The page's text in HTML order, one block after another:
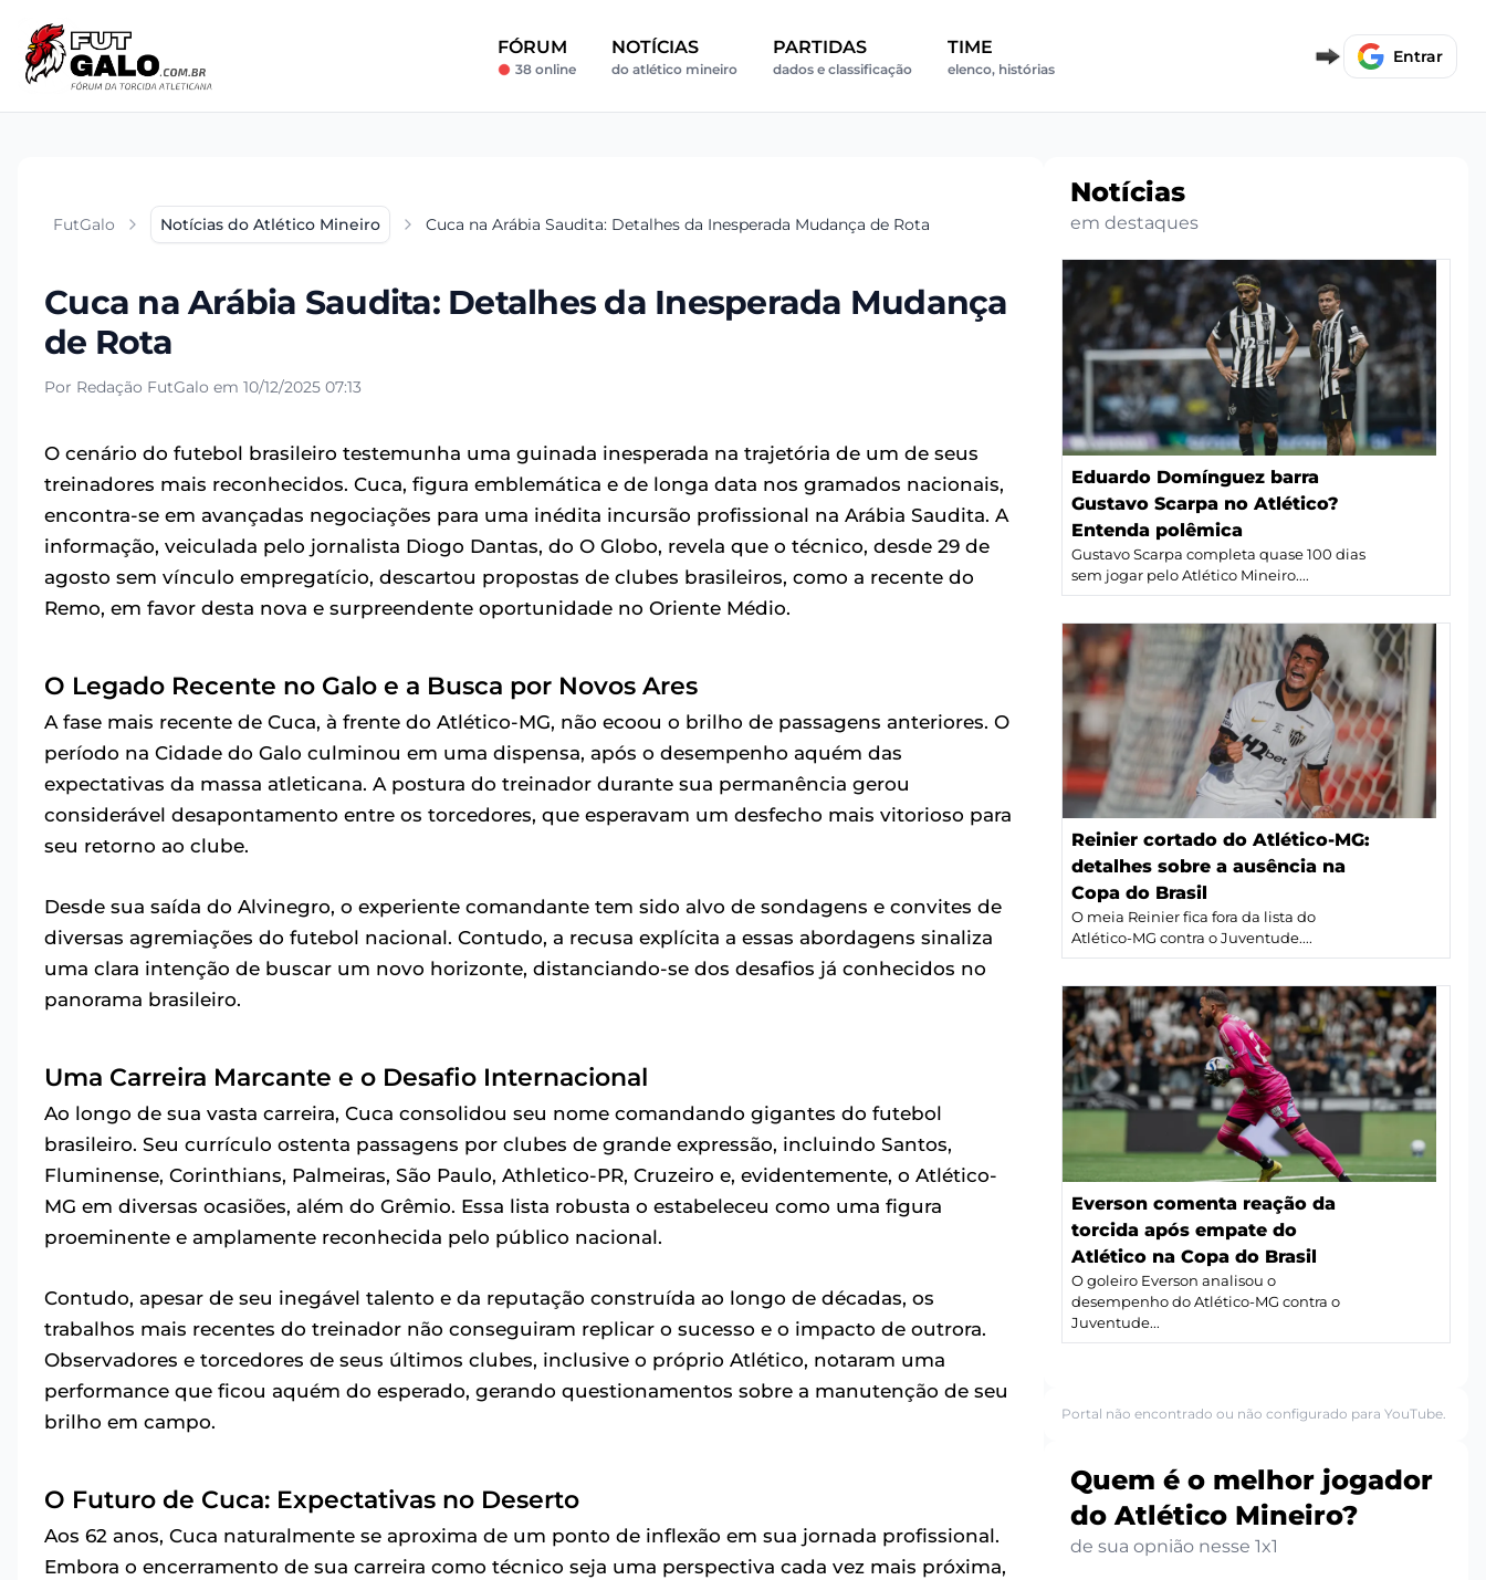
FÓRUM
38 online
NOTÍCIAS
do atlético mineiro
PARTIDAS
dados e classificação
TIME
elenco, histórias
Entrar
FutGalo Notícias do Atlético Mineiro Cuca na Arábia Saudita: Detalhes da Inesperada Mudança de Rota
Cuca na Arábia Saudita: Detalhes da Inesperada Mudança
de Rota
Por Redação FutGalo em 10/12/2025 07:13
O cenário do futebol brasileiro testemunha uma guinada inesperada na trajetória de um de seus
treinadores mais reconhecidos. Cuca, figura emblemática e de longa data nos gramados nacionais,
encontra-se em avançadas negociações para uma inédita incursão profissional na Arábia Saudita. A
informação, veiculada pelo jornalista Diogo Dantas, do O Globo, revela que o técnico, desde 29 de
agosto sem vínculo empregatício, descartou propostas de clubes brasileiros, como a recente do
Remo, em favor desta nova e surpreendente oportunidade no Oriente Médio.
O Legado Recente no Galo e a Busca por Novos Ares
A fase mais recente de Cuca, à frente do Atlético-MG, não ecoou o brilho de passagens anteriores. O
período na Cidade do Galo culminou em uma dispensa, após o desempenho aquém das
expectativas da massa atleticana. A postura do treinador durante sua permanência gerou
considerável desapontamento entre os torcedores, que esperavam um desfecho mais vitorioso para
seu retorno ao clube.
Desde sua saída do Alvinegro, o experiente comandante tem sido alvo de sondagens e convites de
diversas agremiações do futebol nacional. Contudo, a recusa explícita a essas abordagens sinaliza
uma clara intenção de buscar um novo horizonte, distanciando-se dos desafios já conhecidos no
panorama brasileiro.
Uma Carreira Marcante e o Desafio Internacional
Ao longo de sua vasta carreira, Cuca consolidou seu nome comandando gigantes do futebol
brasileiro. Seu currículo ostenta passagens por clubes de grande expressão, incluindo Santos,
Fluminense, Corinthians, Palmeiras, São Paulo, Athletico-PR, Cruzeiro e, evidentemente, o Atlético-
MG em diversas ocasiões, além do Grêmio. Essa lista robusta o estabeleceu como uma figura
proeminente e amplamente reconhecida pelo público nacional.
Contudo, apesar de seu inegável talento e da reputação construída ao longo de décadas, os
trabalhos mais recentes do treinador não conseguiram replicar o sucesso e o impacto de outrora.
Observadores e torcedores de seus últimos clubes, inclusive o próprio Atlético, notaram uma
performance que ficou aquém do esperado, gerando questionamentos sobre a manutenção de seu
brilho em campo.
O Futuro de Cuca: Expectativas no Deserto
Aos 62 anos, Cuca naturalmente se aproxima de um ponto de inflexão em sua jornada profissional.
Embora o encerramento de sua carreira como técnico seja uma perspectiva cada vez mais próxima,
Notícias
em destaques
Eduardo Domínguez barra
Gustavo Scarpa no Atlético?
Entenda polêmica
Gustavo Scarpa completa quase 100 dias
sem jogar pelo Atlético Mineiro....
Reinier cortado do Atlético-MG:
detalhes sobre a ausência na
Copa do Brasil
O meia Reinier fica fora da lista do
Atlético-MG contra o Juventude....
Everson comenta reação da
torcida após empate do
Atlético na Copa do Brasil
O goleiro Everson analisou o
desempenho do Atlético-MG contra o
Juventude...
Portal não encontrado ou não configurado para YouTube.
Quem é o melhor jogador
do Atlético Mineiro?
de sua opnião nesse 1x1